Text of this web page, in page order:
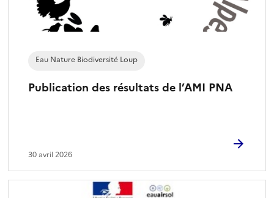
Publication des résultats de l’AMI PNA
Eau Nature Biodiversité Loup
30 avril 2026